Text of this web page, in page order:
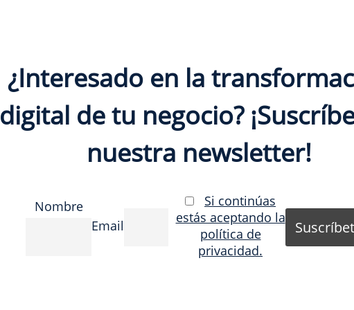
¿Interesado en la
digital de tu negocio?
nuestra newsletter!
Nombre
Email
Si continúas
estás aceptando la
política de
privacidad.